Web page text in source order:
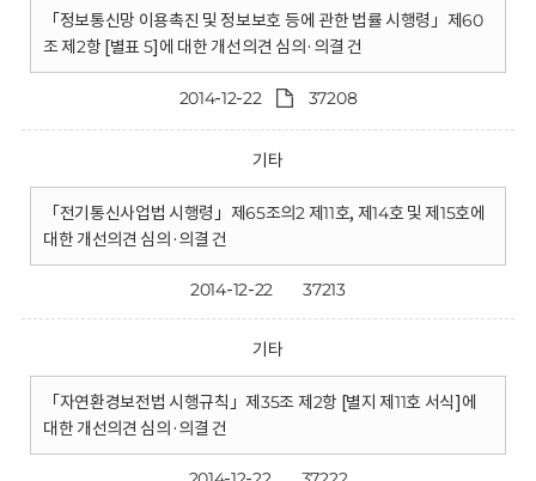
「정보통신망 이용촉진 및 정보보호 등에 관한 법률 시행령」제60
조 제2항 [별표 5]에 대한 개선의견 심의·의결 건
2014-12-22 37208
기타
「전기통신사업법 시행령」제65조의2 제11호, 제14호 및 제15호에
대한 개선의견 심의·의결 건
2014-12-22 37213
기타
「자연환경보전법 시행규칙」제35조 제2항 [별지 제11호 서식]에
대한 개선의견 심의·의결 건